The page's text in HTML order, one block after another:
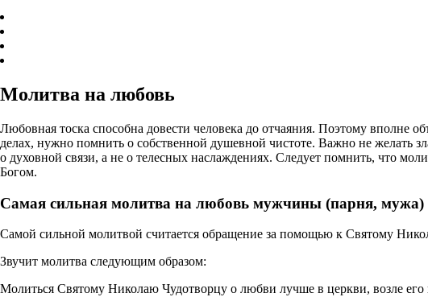
Молитва на любовь
Любовная тоска способна довести человека до отчаяния. Поэтому
делах, нужно помнить о собственной душевной чистоте. Важно не желать
о духовной связи, а не о телесных наслаждениях. Следует помнить, что
Богом.
Самая сильная молитва на любовь мужчины (парня,
Самой сильной молитвой считается обращение за помощью к Святому
Звучит молитва следующим образом:
Молиться Святому Николаю Чудотворцу о любви лучше в церкви, возле